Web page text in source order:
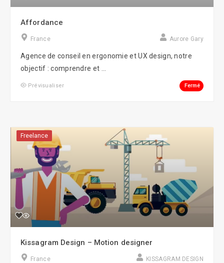
Affordance
France Aurore Gary
Agence de conseil en ergonomie et UX design, notre
objectif : comprendre et ...
Prévisualiser Fermé
Freelance
Kissagram Design – Motion designer
France KISSAGRAM DESIGN